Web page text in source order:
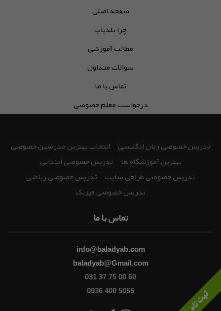
صفحه اصلی
چرا بلدیاب
مطالب آموزشی
سوالات متداول
تماس با ما
درخواست معلم خصوصی
تدریس خصوصی زبان انگلیسی انتخاب بهترین مدرسین خصوصی
بهترین آموزشگاه ها
تدریس خصوصی ابتدایی
تدریس خصوصی طراحی سایت تدریس خصوصی ریاضی
تدریس خصوصی فیزیک
تماس با ما
info@baladyab.com
baladyab@Gmail.com
031 37 75 00 60
0936 400 5055